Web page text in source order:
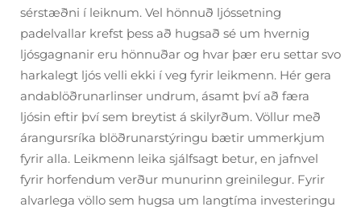
sérstæðni í leiknum. Vel hönnuð ljóssetning
padelvallar krefst þess að hugsað sé um hvernig
ljósgagnanir eru hönnuðar og hvar þær eru settar svo
harkalegt ljós velli ekki í veg fyrir leikmenn. Hér gera
andablöðrunarlinser undrum, ásamt því að færa
ljósin eftir því sem breytist á skilyrðum. Völlur með
árangursríka blöðrunarstýringu bætir ummerkjum
fyrir alla. Leikmenn leika sjálfsagt betur, en jafnvel
fyrir horfendum verður munurinn greinilegur. Fyrir
alvarlega völlo sem hugsa um langtíma investeringu